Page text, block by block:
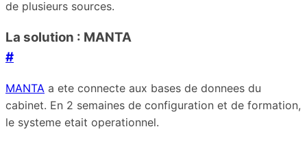
de plusieurs sources.
La solution : MANTA
#
MANTA a ete connecte aux bases de donnees du
cabinet. En 2 semaines de configuration et de formation,
le systeme etait operationnel.